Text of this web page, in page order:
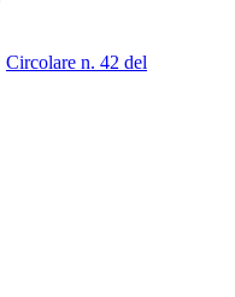
Circolare n. 42 del